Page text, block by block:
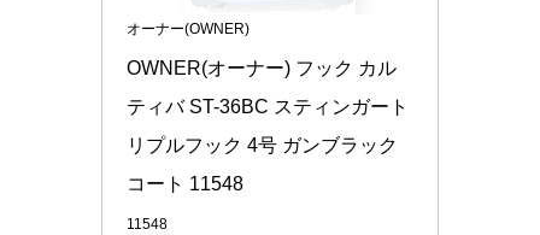
オーナー(OWNER)
OWNER(オーナー) フック カル
ティバ ST-36BC スティンガート
リプルフック 4号 ガンブラック
コート 11548
11548